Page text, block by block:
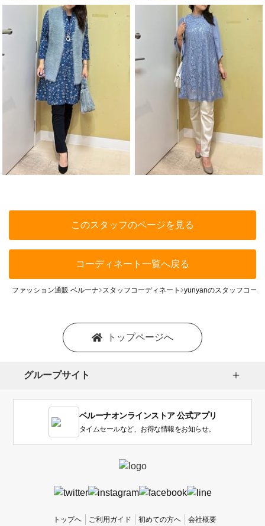
このスタッフのページを見る
コーディネート一覧へ戻る
ファッション通販 ベルーナ スタッフコーディネート yunyanのスタッフコー
トップページへ
グループサイト
ベルーナオンラインストア 公式アプリ
タイムセールなど、お得な情報をお知らせ。
トップへ ご利用ガイド 初めての方へ 会社概要